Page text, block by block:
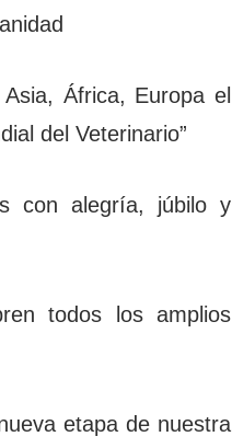
África, Europa el
del Veterinario”
con alegría, júbilo y
todos los amplios
etapa de nuestra